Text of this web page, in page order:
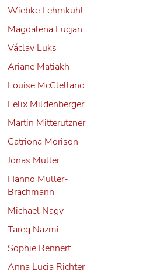
Wiebke Lehmkuhl
Magdalena Lucjan
Václav Luks
Ariane Matiakh
Louise McClelland
Felix Mildenberger
Martin Mitterutzner
Catriona Morison
Jonas Müller
Hanno Müller-
Brachmann
Michael Nagy
Tareq Nazmi
Sophie Rennert
Anna Lucia Richter